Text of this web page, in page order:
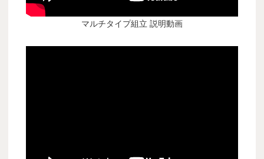
マルチタイプ組立 説明動画